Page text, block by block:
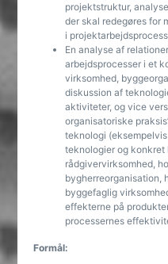
projektstruktur,
der skal redegøres for
i
En analyse af
arbejdsprocesser i et
virksomhed,
diskussion af
aktiviteter, og vice
organisatoriske
teknologi
teknologier og konkret
rådgivervirksomhed,
bygherreorganisation,
byggefaglig
effekterne på
processernes
Formål: